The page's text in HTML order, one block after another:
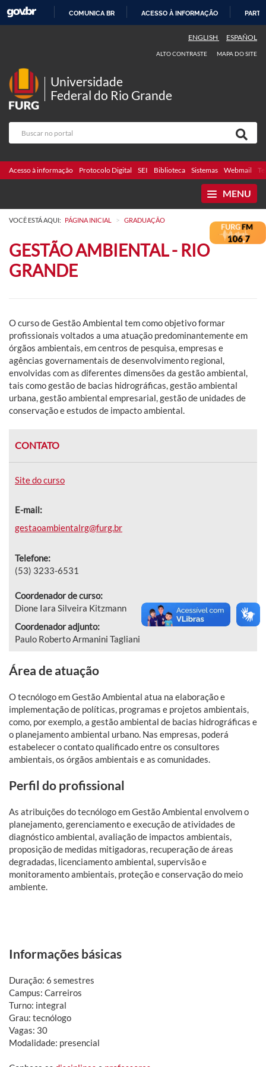
COMUNICA BR ACESSO À INFORMAÇÃO
ENGLISH ESPAÑOL
ALTO CONTRASTE MAPA DO SITE
Universidade
Federal do Rio Grande
Acesso à informação Protocolo Digital SEI Biblioteca Sistemas Webmail
MENU
VOCÊ ESTÁ AQUI: PÁGINA INICIAL > GRADUAÇÃO
GESTÃO AMBIENTAL - RIO
GRANDE
O curso de Gestão Ambiental tem como objetivo formar
profissionais voltados a uma atuação predominantemente em
órgãos ambientais, em centros de pesquisa, empresas e
agências governamentais de desenvolvimento regional,
envolvidas com as diferentes dimensões da gestão ambiental,
tais como gestão de bacias hidrográficas, gestão ambiental
urbana, gestão ambiental empresarial, gestão de unidades de
conservação e estudos de impacto ambiental.
CONTATO
Site do curso
E-mail:
gestaoambientalrg@furg.br
Telefone:
(53) 3233-6531
Coordenador de curso:
Dione Iara Silveira Kitzmann
Coordenador adjunto:
Paulo Roberto Armanini Tagliani
Área de atuação
O tecnólogo em Gestão Ambiental atua na elaboração e
implementação de políticas, programas e projetos ambientais,
como, por exemplo, a gestão ambiental de bacias hidrográficas e
o planejamento ambiental urbano. Nas empresas, poderá
estabelecer o contato qualificado entre os consultores
ambientais, os órgãos ambientais e as comunidades.
Perfil do profissional
As atribuições do tecnólogo em Gestão Ambiental envolvem o
planejamento, gerenciamento e execução de atividades de
diagnóstico ambiental, avaliação de impactos ambientais,
proposição de medidas mitigadoras, recuperação de áreas
degradadas, licenciamento ambiental, supervisão e
monitoramento ambientais, proteção e conservação do meio
ambiente.
Informações básicas
Duração: 6 semestres
Campus: Carreiros
Turno: integral
Grau: tecnólogo
Vagas: 30
Modalidade: presencial